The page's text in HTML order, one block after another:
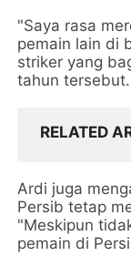
"Saya rasa
pemain lain di
striker yang
tahun tersebut.
RELATED
Ardi juga
Persib tetap
"Meskipun
pemain di